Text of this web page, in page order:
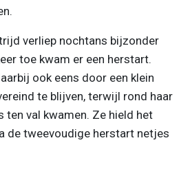
verliep nochtans bijzonder
toe kwam er een herstart.
ook eens door een klein
te blijven, terwijl rond haar
ten val kwamen. Ze hield het
de tweevoudige herstart netjes